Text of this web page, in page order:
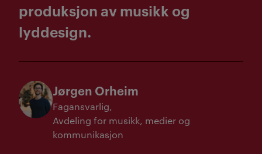
produksjon av musikk og
lyddesign.
Jørgen Orheim
Fagansvarlig
Avdeling for musikk, medier og
kommunikasjon